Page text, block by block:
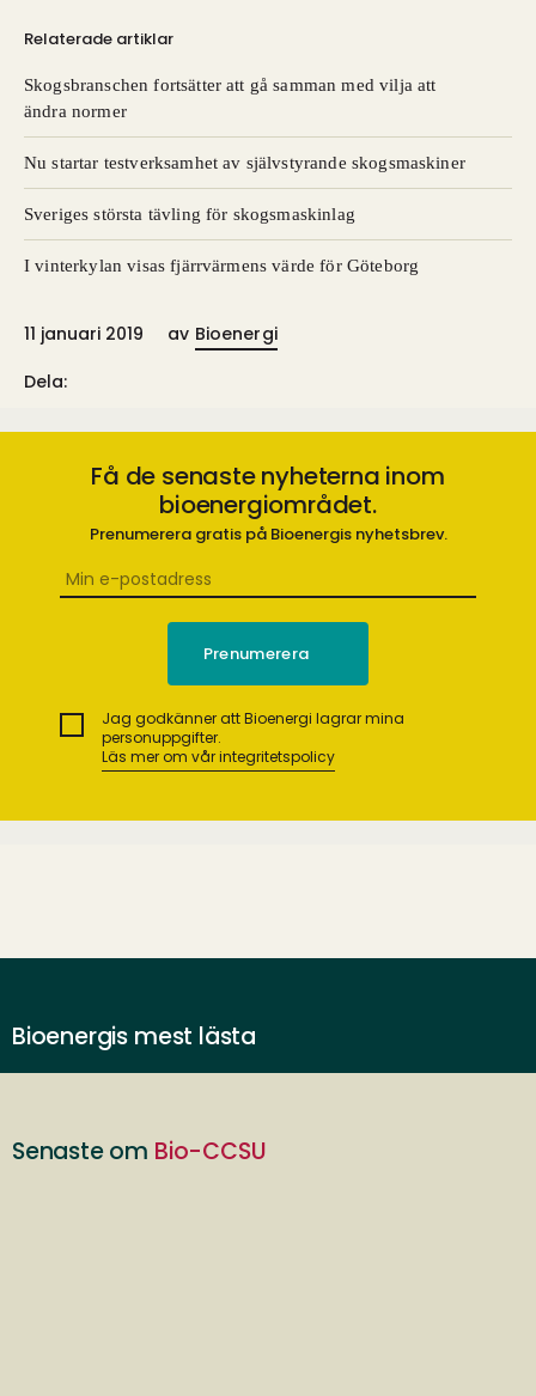
Relaterade artiklar
Skogsbranschen fortsätter att gå samman med vilja att
ändra normer
Nu startar testverksamhet av självstyrande skogsmaskiner
Sveriges största tävling för skogsmaskinlag
I vinterkylan visas fjärrvärmens värde för Göteborg
11 januari 2019 av Bioenergi
Dela:
Få de senaste nyheterna inom
bioenergiområdet.
Prenumerera gratis på Bioenergis nyhetsbrev.
Jag godkänner att Bioenergi lagrar mina
personuppgifter.
Läs mer om vår integritetspolicy
Bioenergis mest lästa
Senaste om Bio-CCSU